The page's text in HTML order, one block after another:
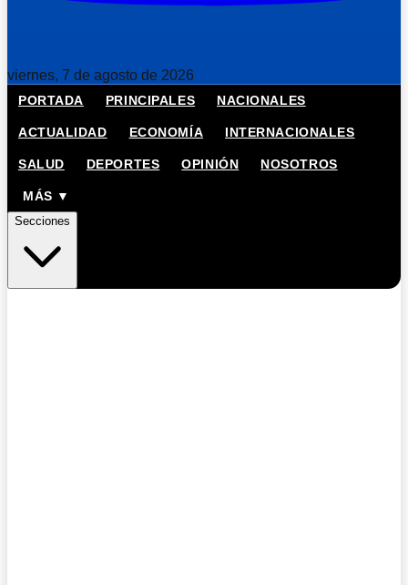
viernes, 7 de agosto de 2026
PORTADA PRINCIPALES NACIONALES
ACTUALIDAD ECONOMÍA INTERNACIONALES
SALUD DEPORTES OPINIÓN NOSOTROS
MÁS ▼
Secciones